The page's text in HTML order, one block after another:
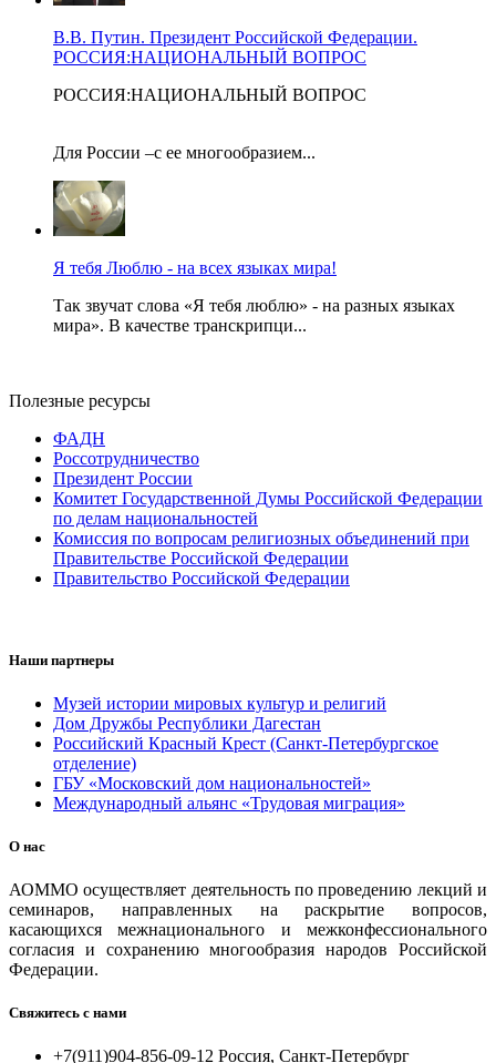
В.В. Путин. Президент Российской Федерации.
РОССИЯ:НАЦИОНАЛЬНЫЙ ВОПРОС
РОССИЯ:НАЦИОНАЛЬНЫЙ ВОПРОС
Для России –с ее многообразием...
Я тебя Люблю - на всех языках мира!
Так звучат слова «Я тебя люблю» - на разных языках
мира». В качестве транскрипци...
Полезные ресурсы
ФАДН
Россотрудничество
Президент России
Комитет Государственной Думы Российской Федерации
по делам национальностей
Комиссия по вопросам религиозных объединений при
Правительстве Российской Федерации
Правительство Российской Федерации
Наши партнеры
Музей истории мировых культур и религий
Дом Дружбы Республики Дагестан
Российский Красный Крест (Санкт-Петербургское
отделение)
ГБУ «Московский дом национальностей»
Международный альянс «Трудовая миграция»
О нас
АОММО осуществляет деятельность по проведению лекций и
семинаров, направленных на раскрытие вопросов,
касающихся межнационального и межконфессионального
согласия и сохранению многообразия народов Российской
Федерации.
Свяжитесь с нами
+7(911)904-856-09-12 Россия, Санкт-Петербург